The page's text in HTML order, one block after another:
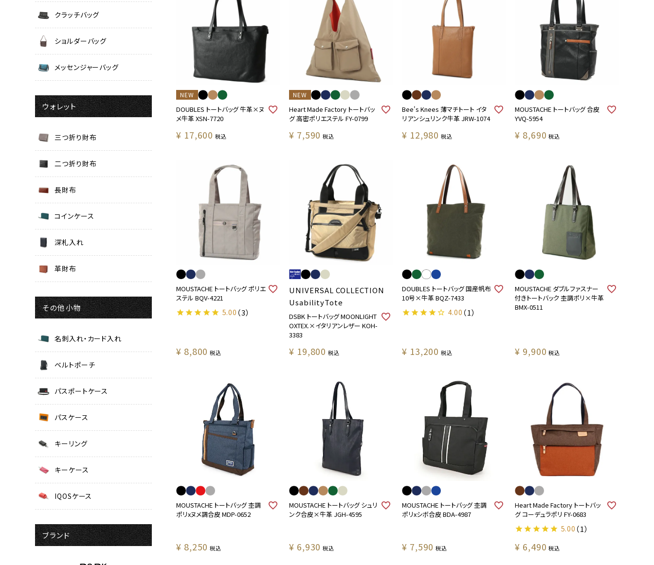
クラッチバッグ
ショルダーバッグ
メッセンジャーバッグ
ウォレット
三つ折り財布
二つ折り財布
長財布
コインケース
深札入れ
革財布
その他小物
名刺入れ・カード入れ
ベルトポーチ
パスポートケース
パスケース
キーリング
キーケース
IQOSケース
ブランド
NEW
DOUBLES トートバッグ 牛革×ヌ
メ牛革 XSN-7720
¥ 17,600 税込
NEW
Heart Made Factory トートバッ
グ 高密ポリエステル FY-0799
¥ 7,590 税込
Bee's Knees 薄マチトート イタ
リアンシュリンク牛革 JRW-1074
¥ 12,980 税込
MOUSTACHE トートバッグ 合皮
YVQ-5954
¥ 8,690 税込
MOUSTACHE トートバッグ ポリエ
ステル BQV-4221
¥ 8,800 税込
5.00 （3）
UNIVERSAL COLLECTION
UsabilityTote
DSBK トートバッグ MOONLIGHT
OXTEX.×イタリアンレザー KOH-
3383
¥ 19,800 税込
DOUBLES トートバッグ 国産帆布
10号×牛革 BQZ-7433
¥ 13,200 税込
4.00 （1）
MOUSTACHE ダブルファスナー
付きトートバック 杢調ポリ×牛革
BMX-0511
¥ 9,900 税込
MOUSTACHE トートバッグ 杢調
ポリxヌメ調合皮 MDP-0652
¥ 8,250 税込
MOUSTACHE トートバッグ シュリ
ンク合皮×牛革 JGH-4595
¥ 6,930 税込
MOUSTACHE トートバッグ 杢調
ポリxシボ合皮 BDA-4987
¥ 7,590 税込
Heart Made Factory トートバッ
グ コーデュラポリ FY-0683
¥ 6,490 税込
5.00 （1）